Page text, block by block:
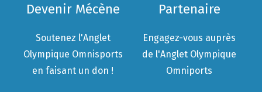
Devenir Mécène
Soutenez l'Anglet
Olympique Omnisports
en faisant un don !
Partenaire
Engagez-vous auprès
de l'Anglet Olympique
Omniports